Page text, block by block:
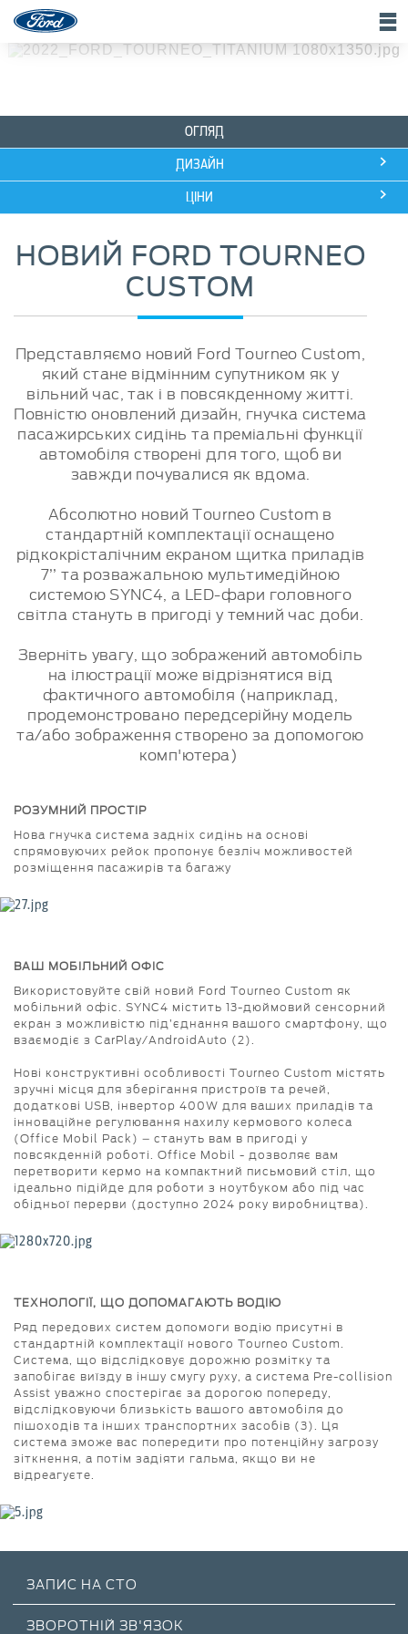
ВІДЧУЙ УНІВЕРСАЛЬНІСТЬ
ОГЛЯД
ДИЗАЙН
ЦІНИ
НОВИЙ FORD TOURNEO
CUSTOM
Представляємо новий Ford Tourneo Custom,
який стане відмінним супутником як у
вільний час, так і в повсякденному житті.
Повністю оновлений дизайн, гнучка система
пасажирських сидінь та преміальні функції
автомобіля створені для того, щоб ви
завжди почувалися як вдома.
Абсолютно новий Tourneo Custom в
стандартній комплектації оснащено
рідкокрісталічним екраном щитка приладів
7’’ та розважальною мультимедійною
системою SYNC4, а LED-фари головного
світла стануть в пригоді у темний час доби.
Зверніть увагу, що зображений автомобіль
на ілюстрації може відрізнятися від
фактичного автомобіля (наприклад,
продемонстровано передсерійну модель
та/або зображення створено за допомогою
комп'ютера)
РОЗУМНИЙ ПРОСТІР
Нова гнучка система задніх сидінь на основі
спрямовуючих рейок пропонує безліч можливостей
розміщення пасажирів та багажу
ВАШ МОБІЛЬНИЙ ОФІС
Використовуйте свій новий Ford Tourneo Custom як
мобільний офіс. SYNC4 містить 13-дюймовий сенсорний
екран з можливістю під’єднання вашого смартфону, що
взаємодіє з CarPlay/AndroidAuto (2).
Нові конструктивні особливості Tourneo Custom містять
зручні місця для зберігання пристроїв та речей,
додаткові USB, інвертор 400W для ваших приладів та
інноваційне регулювання нахилу кермового колеса
(Office Mobil Pack) – стануть вам в пригоді у
повсякденній роботі. Office Mobil - дозволяє вам
перетворити кермо на компактний письмовий стіл, що
ідеально підійде для роботи з ноутбуком або під час
обідньої перерви (доступно 2024 року виробництва).
ТЕХНОЛОГІЇ, ЩО ДОПОМАГАЮТЬ ВОДІЮ
Ряд передових систем допомоги водію присутні в
стандартній комплектації нового Tourneo Custom.
Система, що відслідковує дорожню розмітку та
запобігає виїзду в іншу смугу руху, а система Pre-collision
Assist уважно спостерігає за дорогою попереду,
відслідковуючи близькість вашого автомобіля до
пішоходів та інших транспортних засобів (3). Ця
система зможе вас попередити про потенційну загрозу
зіткнення, а потім задіяти гальма, якщо ви не
відреагуєте.
ЗАПИС НА СТО
ЗВОРОТНІЙ ЗВ'ЯЗОК